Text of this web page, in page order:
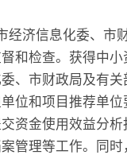
经济信息化委、市
和检查。获得中
、市财政局及有
位和项目推荐单
资金使用效益分析
管理等工作。同